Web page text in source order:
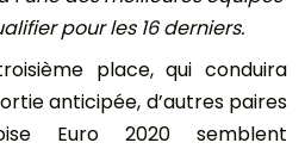
pour les 16 derniers.
place, qui conduira
anticipée, d’autres paires
Euro 2020 semblent